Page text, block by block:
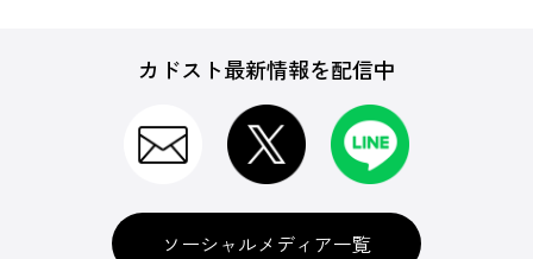
カドスト最新情報を配信中
ソーシャルメディア一覧